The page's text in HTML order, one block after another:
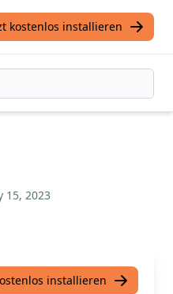
kostenlos installieren
15, 2023
installieren